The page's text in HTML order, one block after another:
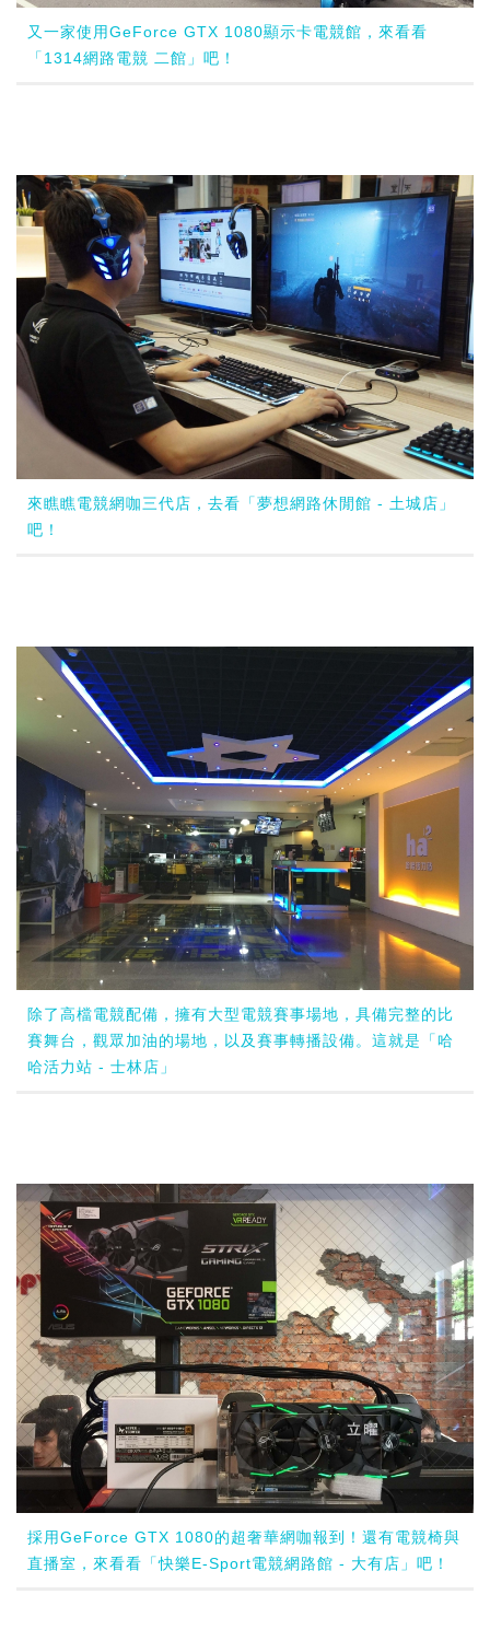
又一家使用GeForce GTX 1080顯示卡電競館，來看看
「1314網路電競 二館」吧！
來瞧瞧電競網咖三代店，去看「夢想網路休閒館 - 土城店」
吧！
除了高檔電競配備，擁有大型電競賽事場地，具備完整的比
賽舞台，觀眾加油的場地，以及賽事轉播設備。這就是「哈
哈活力站 - 士林店」
採用GeForce GTX 1080的超奢華網咖報到！還有電競椅與
直播室，來看看「快樂E-Sport電競網路館 - 大有店」吧！